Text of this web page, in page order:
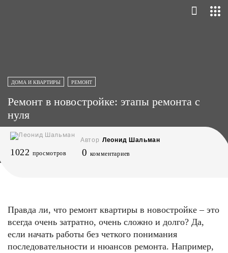
ДОМА И КВАРТИРЫ РЕМОНТ
Ремонт в новостройке: этапы ремонта с
нуля
Автор Леонид Шальман
1022 просмотров 0 комментариев
Правда ли, что ремонт квартиры в новостройке – это
всегда очень затратно, очень сложно и долго? Да,
если начать работы без четкого понимания
последовательности и нюансов ремонта. Например,